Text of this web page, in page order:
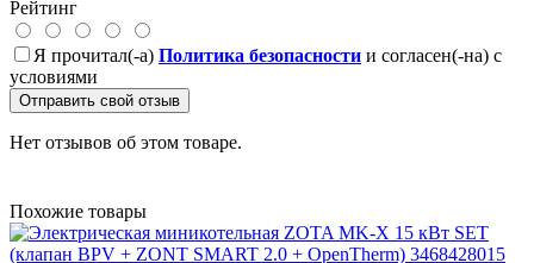
Рейтинг
Я прочитал(-а) Политика безопасности и согласен(-на) с
условиями
Отправить свой отзыв
Нет отзывов об этом товаре.
Похожие товары